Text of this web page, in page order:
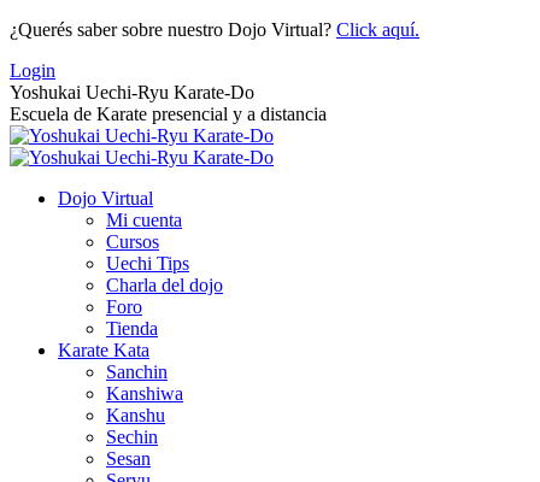
Saltar
contenido
¿Querés saber sobre nuestro Dojo Virtual? Click aquí.
Login
Yoshukai Uechi-Ryu Karate-Do
Escuela de Karate presencial y a distancia
Dojo Virtual
Mi cuenta
Cursos
Uechi Tips
Charla del dojo
Foro
Tienda
Karate Kata
Sanchin
Kanshiwa
Kanshu
Sechin
Sesan